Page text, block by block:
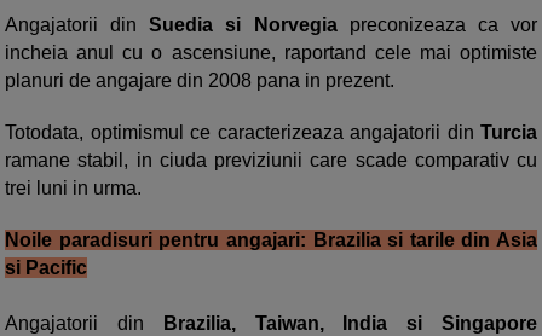
Angajatorii din Suedia si Norvegiapreconizeaza ca vor
incheia anul cu o ascensiune, raportand cele mai optimiste
planuri de angajare din 2008 pana in prezent.
Totodata, optimismul ce caracterizeaza angajatorii din Turcia
ramane stabil, in ciuda previziunii care scade comparativ cu
trei luni in urma.
Noile paradisuri pentru angajari: Brazilia si tarile din Asia
si Pacific
Angajatorii din Brazilia, Taiwan, India si Singapore